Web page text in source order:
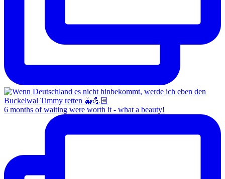
6 months of waiting were worth it - what a beauty!